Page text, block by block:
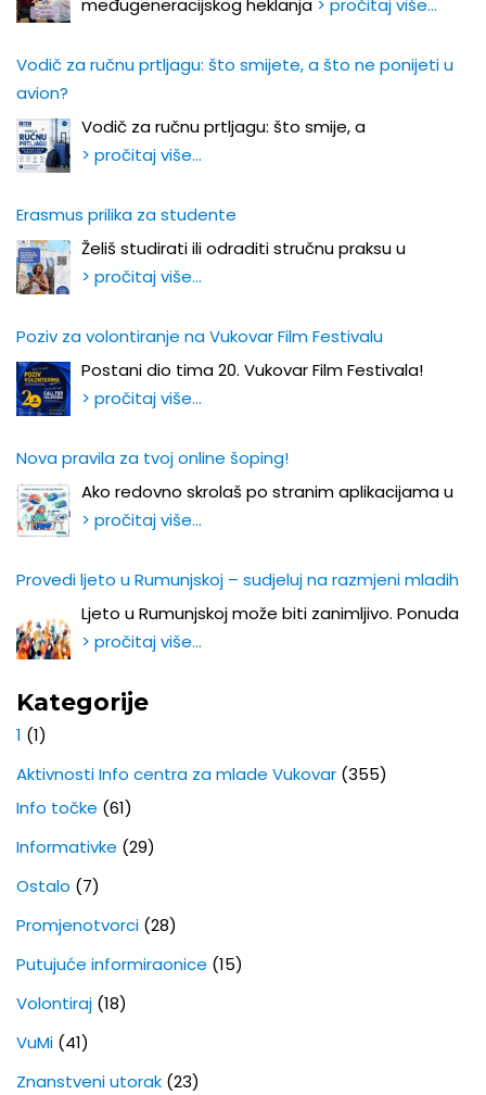
međugeneracijskog heklanja > pročitaj više…
Vodič za ručnu prtljagu: što smijete, a što ne ponijeti u
avion?
Vodič za ručnu prtljagu: što smije, a
> pročitaj više…
Erasmus prilika za studente
Želiš studirati ili odraditi stručnu praksu u
> pročitaj više…
Poziv za volontiranje na Vukovar Film Festivalu
Postani dio tima 20. Vukovar Film Festivala!
> pročitaj više…
Nova pravila za tvoj online šoping!
Ako redovno skrolaš po stranim aplikacijama u
> pročitaj više…
Provedi ljeto u Rumunjskoj – sudjeluj na razmjeni mladih
Ljeto u Rumunjskoj može biti zanimljivo. Ponuda
> pročitaj više…
Kategorije
1 (1)
Aktivnosti Info centra za mlade Vukovar (355)
Info točke (61)
Informativke (29)
Ostalo (7)
Promjenotvorci (28)
Putujuće informiraonice (15)
Volontiraj (18)
VuMi (41)
Znanstveni utorak (23)